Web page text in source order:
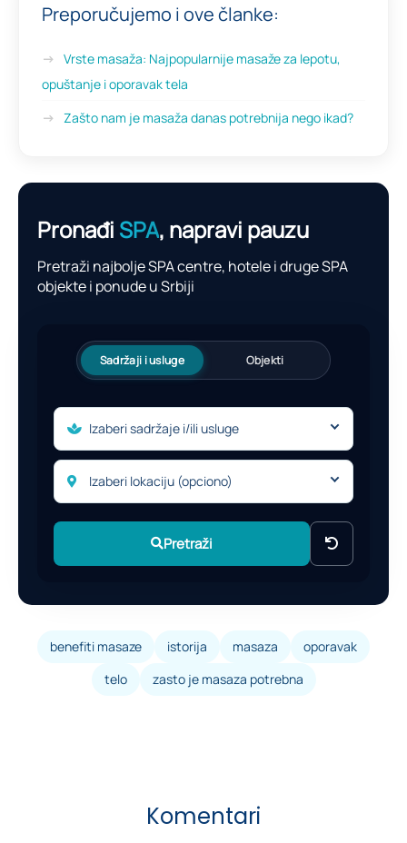
Preporučujemo i ove članke:
Vrste masaža: Najpopularnije masaže za lepotu,
opuštanje i oporavak tela
Zašto nam je masaža danas potrebnija nego ikad?
Pronađi SPA, napravi pauzu
Pretraži najbolje SPA centre, hotele i druge SPA
objekte i ponude u Srbiji
Sadržaji i usluge Objekti
Izaberi sadržaje i/ili usluge
Izaberi lokaciju (opciono)
Pretraži
benefiti masaze istorija masaza
oporavak
telo
zasto je masaza potrebna
Komentari